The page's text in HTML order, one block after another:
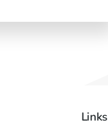
Links